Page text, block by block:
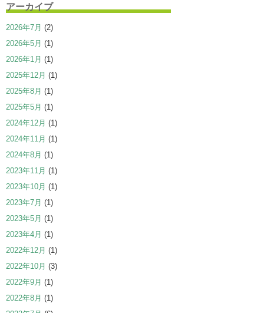
アーカイブ
2026年7月 (2)
2026年5月 (1)
2026年1月 (1)
2025年12月 (1)
2025年8月 (1)
2025年5月 (1)
2024年12月 (1)
2024年11月 (1)
2024年8月 (1)
2023年11月 (1)
2023年10月 (1)
2023年7月 (1)
2023年5月 (1)
2023年4月 (1)
2022年12月 (1)
2022年10月 (3)
2022年9月 (1)
2022年8月 (1)